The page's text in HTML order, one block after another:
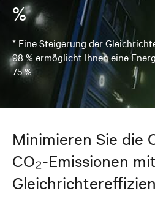
%
* Eine Steigerung der
98 % ermöglicht Ihnen eine
75 %
Minimieren Sie die
CO₂-Emissionen